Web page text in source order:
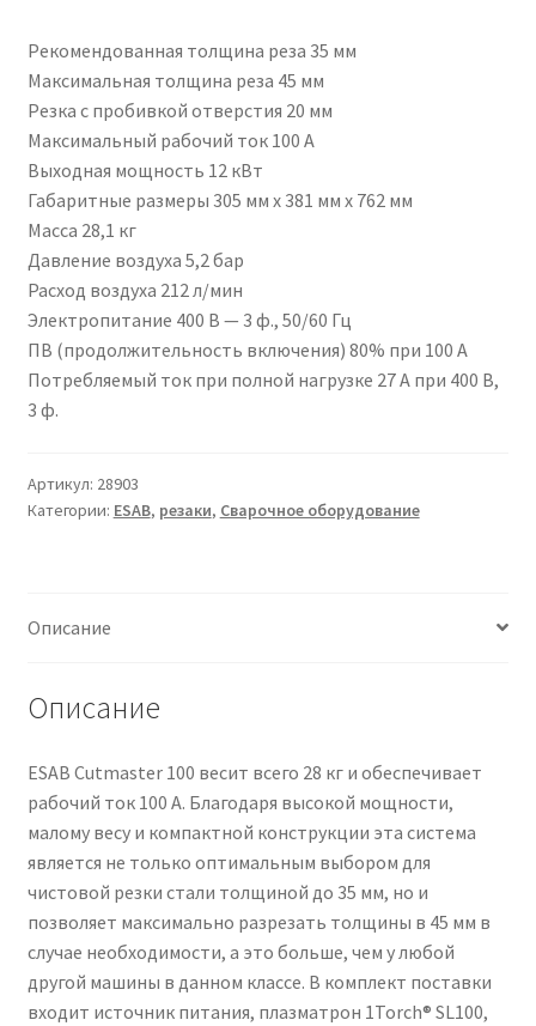
Рекомендованная толщина реза 35 мм
Максимальная толщина реза 45 мм
Резка с пробивкой отверстия 20 мм
Максимальный рабочий ток 100 А
Выходная мощность 12 кВт
Габаритные размеры 305 мм x 381 мм x 762 мм
Масса 28,1 кг
Давление воздуха 5,2 бар
Расход воздуха 212 л/мин
Электропитание 400 В — 3 ф., 50/60 Гц
ПВ (продолжительность включения) 80% при 100 А
Потребляемый ток при полной нагрузке 27 А при 400 В,
3 ф.
Артикул: 28903
Категории: ESAB, резаки, Сварочное оборудование
Описание
Описание
ESAB Cutmaster 100 весит всего 28 кг и обеспечивает
рабочий ток 100 А. Благодаря высокой мощности,
малому весу и компактной конструкции эта система
является не только оптимальным выбором для
чистовой резки стали толщиной до 35 мм, но и
позволяет максимально разрезать толщины в 45 мм в
случае необходимости, а это больше, чем у любой
другой машины в данном классе. В комплект поставки
входит источник питания, плазматрон 1Torch® SL100,